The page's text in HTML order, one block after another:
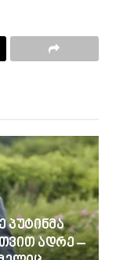
პუტინმა
ადრე –